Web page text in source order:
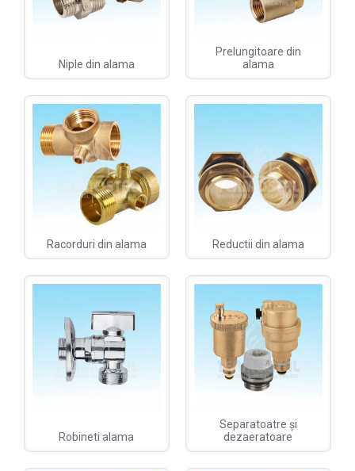
Niple din alama
Prelungitoare din
alama
Racorduri din alama Reductii din alama
Robineti alama
Separatoatre și
dezaeratoare